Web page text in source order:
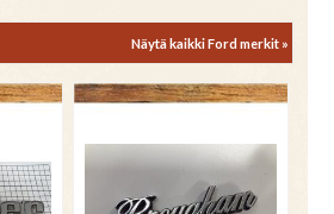
Näytä kaikki Ford merkit »